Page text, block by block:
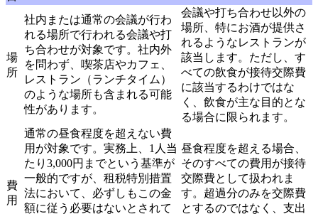
場
所
社内または通常の会議が行わ
れる場所で行われる会議や打
ち合わせが対象です。社内外
を問わず、喫茶店やカフェ、
レストラン（ランチタイム）
のような場所も含まれる可能
性があります。
会議や打ち合わせ以外の
場所、特にお酒が提供さ
れるようなレストランが
該当します。ただし、す
べての飲食が接待交際費
に該当するわけではな
く、飲食が主な目的とな
る場合に限られます。
費
用
通常の昼食程度を超えない費
用が対象です。実務上、1人当
たり3,000円までという基準が
一般的ですが、租税特別措置
法において、必ずしもこの金
額に従う必要はないとされて
昼食程度を超える場合、
そのすべての費用が接待
交際費として扱われま
す。超過分のみを交際費
とするのではなく、支出